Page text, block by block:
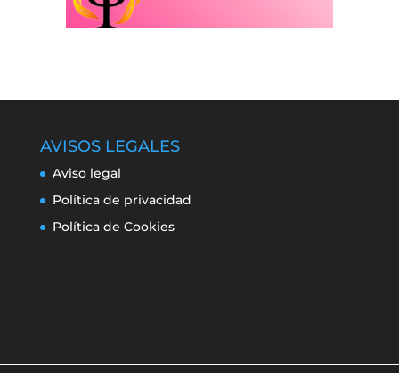
AVISOS LEGALES
Aviso legal
Política de privacidad
Política de Cookies